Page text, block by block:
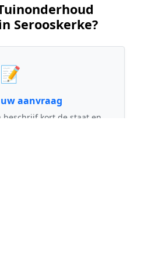
Serooskerke?
📝
aanvraag
beschrijf kort de staat en